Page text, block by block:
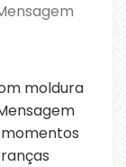
moldura